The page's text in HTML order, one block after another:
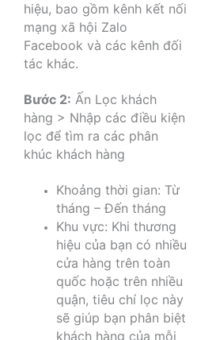
hiệu, bao gồm kênh kết nối
mạng xã hội Zalo
Facebook và các kênh đối
tác khác.
Bước 2: Ấn Lọc khách
hàng > Nhập các điều kiện
lọc để tìm ra các phân
khúc khách hàng
Khoảng thời gian: Từ
tháng – Đến tháng
Khu vực: Khi thương
hiệu của bạn có nhiều
cửa hàng trên toàn
quốc hoặc trên nhiều
quận, tiêu chí lọc này
sẽ giúp bạn phân biệt
khách hàng của mỗi